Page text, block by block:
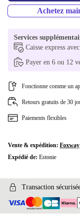
Achetez
Services
Caisse express
Payer en 6 ou 12
Fonctionne comme un
Retours gratuits de 30
Paiements flexibles
Vente & expédition: Foxway
Expédié de: Estonie
Transaction